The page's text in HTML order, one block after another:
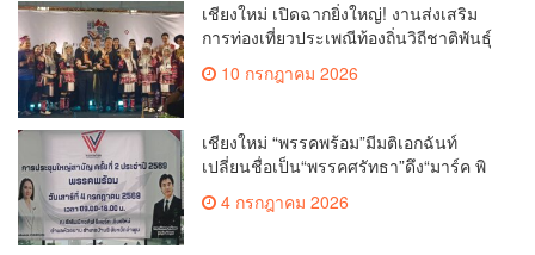
เชียงใหม่ เปิดฉากยิ่งใหญ่! งานส่งเสริม
การท่องเที่ยวประเพณีท้องถิ่นวิถีชาติพันธุ์
ล้านนา(คลิป)
10 กรกฎาคม 2026
เชียงใหม่ “พรรคพร้อม”มีมติเอกฉันท์
เปลี่ยนชื่อเป็น“พรรคศรัทธา”ดึง“มาร์ค พิ
4 กรกฎาคม 2026